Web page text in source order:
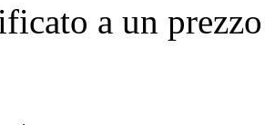
a un